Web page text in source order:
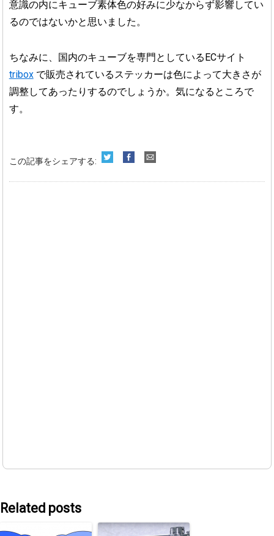
意識の内にキューブ素体色の好みに少なからず影響してい
るのではないかと思いました。
ちなみに、国内のキューブを専門としているECサイト
triboxで販売されているステッカーは色によって大きさが
調整してあったりするのでしょうか。気になるところで
す。
この記事をシェアする:
Related posts